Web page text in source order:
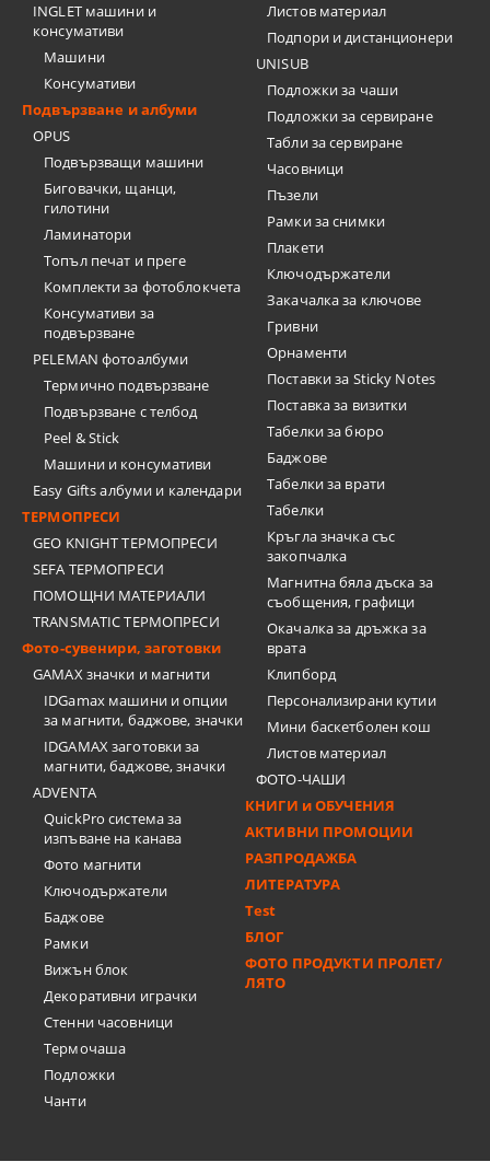
INGLET машини и
консумативи
Машини
Консумативи
Подвързване и албуми
OPUS
Подвързващи машини
Биговачки, щанци,
гилотини
Ламинатори
Топъл печат и преге
Комплекти за фотоблокчета
Консумативи за
подвързване
PELEMAN фотоалбуми
Термично подвързване
Подвързване с телбод
Peel & Stick
Машини и консумативи
Easy Gifts албуми и календари
ТЕРМОПРЕСИ
GEO KNIGHT ТЕРМОПРЕСИ
SEFA ТЕРМОПРЕСИ
ПОМОЩНИ МАТЕРИАЛИ
TRANSMATIC ТЕРМОПРЕСИ
Фото-сувенири, заготовки
GAMAX значки и магнити
IDGamax машини и опции
за магнити, баджове, значки
IDGAMAX заготовки за
магнити, баджове, значки
ADVENTA
QuickPro система за
изпъване на канава
Фото магнити
Ключодържатели
Баджове
Рамки
Вижън блок
Декоративни играчки
Стенни часовници
Термочашa
Подложки
Чанти
Листов материал
Подпори и дистанционери
UNISUB
Подложки за чаши
Подложки за сервиране
Табли за сервиране
Часовници
Пъзели
Рамки за снимки
Плакети
Ключодържатели
Закачалка за ключове
Гривни
Орнаменти
Поставки за Sticky Notes
Поставка за визитки
Tабелки за бюро
Баджове
Табелки за врати
Табелки
Кръгла значка със
закопчалка
Магнитна бяла дъска за
съобщения, графици
Окачалка за дръжка за
врата
Клипборд
Персонализирани кутии
Мини баскетболен кош
Листов материал
ФОТО-ЧАШИ
КНИГИ и ОБУЧЕНИЯ
АКТИВНИ ПРОМОЦИИ
РАЗПРОДАЖБА
ЛИТЕРАТУРА
Test
БЛОГ
ФОТО ПРОДУКТИ ПРОЛЕТ/
ЛЯТО